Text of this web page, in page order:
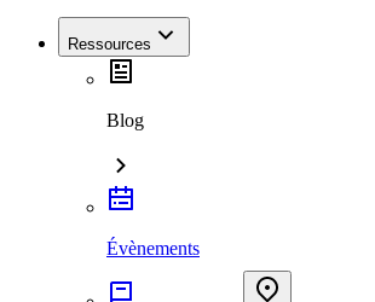
Ressources
Blog
Évènements